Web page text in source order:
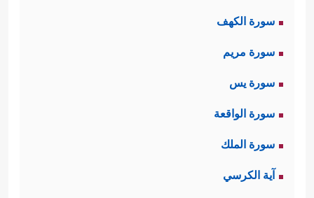
سورة الكهف
سورة مريم
سورة يس
سورة الواقعة
سورة الملك
آية الكرسي